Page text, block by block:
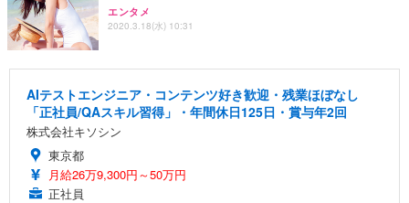
エンタメ
2020.3.18(水) 10:31
AIテストエンジニア・コンテンツ好き歓迎・残業ほぼなし
「正社員/QAスキル習得」・年間休日125日・賞与年2回
株式会社キソシン
東京都
月給26万9,300円～50万円
正社員